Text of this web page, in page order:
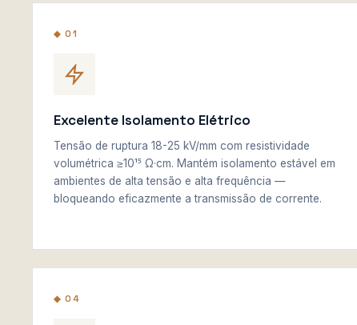
◆ 01
Excelente Isolamento Elétrico
Tensão de ruptura 18-25 kV/mm com resistividade
volumétrica ≥10¹⁵ Ω·cm. Mantém isolamento estável em
ambientes de alta tensão e alta frequência —
bloqueando eficazmente a transmissão de corrente.
◆ 04